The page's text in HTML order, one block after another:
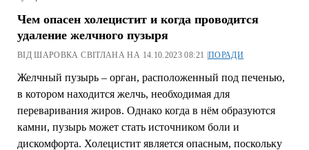
Чем опасен холецистит и когда проводится
удаление желчного пузыря
ВІД ШАРОВКА СВІТЛАНА НА 14.10.2023 08:21 |ПОРАДИ
Желчный пузырь – орган, расположенный под печенью,
в котором находится желчь, необходимая для
переваривания жиров. Однако когда в нём образуются
камни, пузырь может стать источником боли и
дискомфорта. Холецистит является опасным, поскольку